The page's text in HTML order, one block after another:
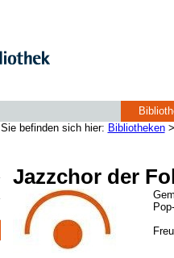
Sie befinden sich hier: Bibliotheken
Jazzchor der